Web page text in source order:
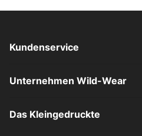
Kundenservice
Unternehmen Wild-Wear
Das Kleingedruckte